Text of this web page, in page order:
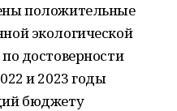
положительные
экологической
достоверности
и 2023 годы
бюджету